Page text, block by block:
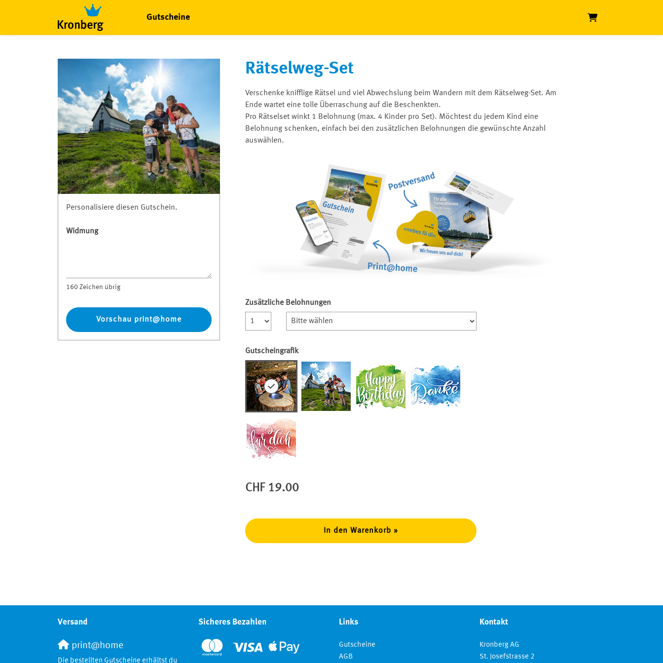
Gutscheine
Warenkorb
Personalisiere diesen Gutschein.
Widmung
160 Zeichen übrig
Vorschau print@home
Rätselweg-Set
Verschenke knifflige Rätsel und viel Abwechslung beim Wandern mit dem Rätselweg-Set. Am
Ende wartet eine tolle Überraschung auf die Beschenkten.
Pro Rätselset winkt 1 Belohnung (max. 4 Kinder pro Set). Möchtest du jedem Kind eine
Belohnung schenken, einfach bei den zusätzlichen Belohnungen die gewünschte Anzahl
auswählen.
Zusätzliche Belohnungen
Anzahl
Gutscheingrafik
CHF 19.00
In den Warenkorb »
Versand
print@home
Die bestellten Gutscheine erhältst du
Sicheres Bezahlen Links
Gutscheine
AGB
Kontakt
Kronberg AG
St. Josefstrasse 2